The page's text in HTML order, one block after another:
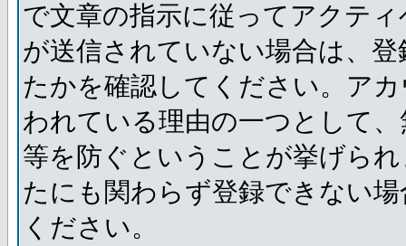
で文章の指示に従ってアクテ
が送信されていない場合は、
たかを確認してください。ア
われている理由の一つとして
等を防ぐということが挙げら
たにも関わらず登録できない
ください。